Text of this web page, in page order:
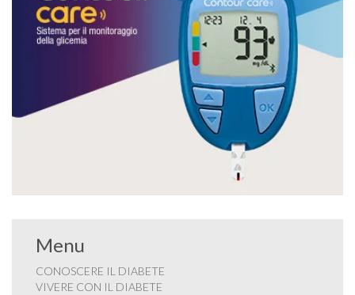
Menu
CONOSCERE IL DIABETE
VIVERE CON IL DIABETE